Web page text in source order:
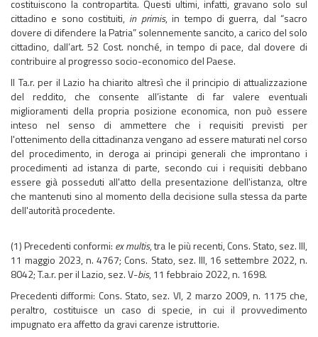
costituiscono la contropartita. Questi ultimi, infatti, gravano solo sul
cittadino e sono costituiti, in primis, in tempo di guerra, dal “sacro
dovere di difendere la Patria” solennemente sancito, a carico del solo
cittadino, dall’art. 52 Cost. nonché, in tempo di pace, dal dovere di
contribuire al progresso socio-economico del Paese.
Il Ta.r. per il Lazio ha chiarito altresì che il principio di attualizzazione
del reddito, che consente all’istante di far valere eventuali
miglioramenti della propria posizione economica, non può essere
inteso nel senso di ammettere che i requisiti previsti per
l'ottenimento della cittadinanza vengano ad essere maturati nel corso
del procedimento, in deroga ai principi generali che improntano i
procedimenti ad istanza di parte, secondo cui i requisiti debbano
essere già posseduti all'atto della presentazione dell'istanza, oltre
che mantenuti sino al momento della decisione sulla stessa da parte
dell'autorità procedente.
(1) Precedenti conformi: ex multis, tra le più recenti, Cons. Stato, sez. III,
11 maggio 2023, n. 4767; Cons. Stato, sez. III, 16 settembre 2022, n.
8042; T.a.r. per il Lazio, sez. V-bis, 11 febbraio 2022, n. 1698.
Precedenti difformi: Cons. Stato, sez. VI, 2 marzo 2009, n. 1175 che,
peraltro, costituisce un caso di specie, in cui il provvedimento
impugnato era affetto da gravi carenze istruttorie.